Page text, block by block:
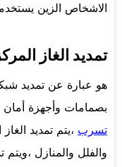
الاشخاص الزين
تمديد الغاز
هو عبارة عن تمديد
بصمامات وأجهزة
تسرب ،يتم تمديد
والفلل والمنازل